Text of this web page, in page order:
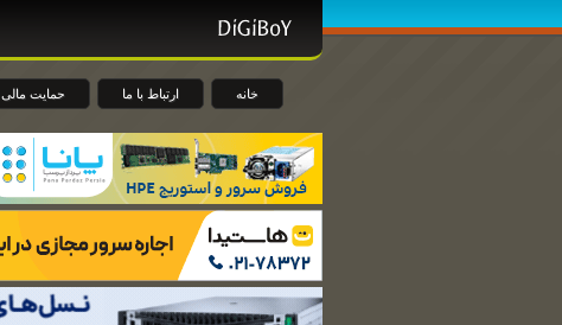
خانه ارتباط با ما حمایت مالی